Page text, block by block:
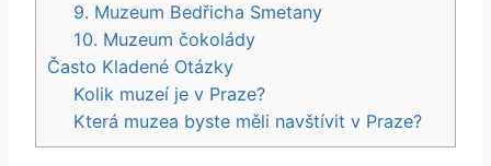
9. Muzeum Bedřicha Smetany
10. Muzeum čokolády
Často Kladené Otázky
Kolik muzeí je v Praze?
Která muzea byste měli navštívit v Praze?